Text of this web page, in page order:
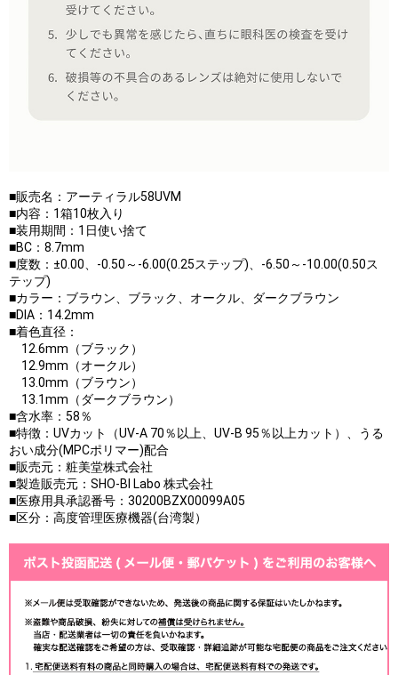
■販売名：アーティラル58UVM
■内容：1箱10枚入り
■装用期間：1日使い捨て
■BC：8.7mm
■度数：±0.00、-0.50～-6.00(0.25ステップ)、-6.50～-10.00(0.50ス
テップ)
■カラー：ブラウン、ブラック、オークル、ダークブラウン
■DIA：14.2mm
■着色直径：
12.6mm（ブラック）
12.9mm（オークル）
13.0mm（ブラウン）
13.1mm（ダークブラウン）
■含水率：58％
■特徴：UVカット（UV-A 70％以上、UV-B 95％以上カット）、うる
おい成分(MPCポリマー)配合
■販売元：粧美堂株式会社
■製造販売元：SHO-BI Labo 株式会社
■医療用具承認番号：30200BZX00099A05
■区分：高度管理医療機器(台湾製）